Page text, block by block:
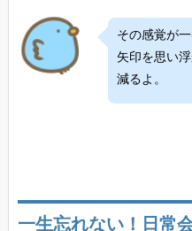
その感覚が
矢印を思い
減るよ。
一生忘れない！日常